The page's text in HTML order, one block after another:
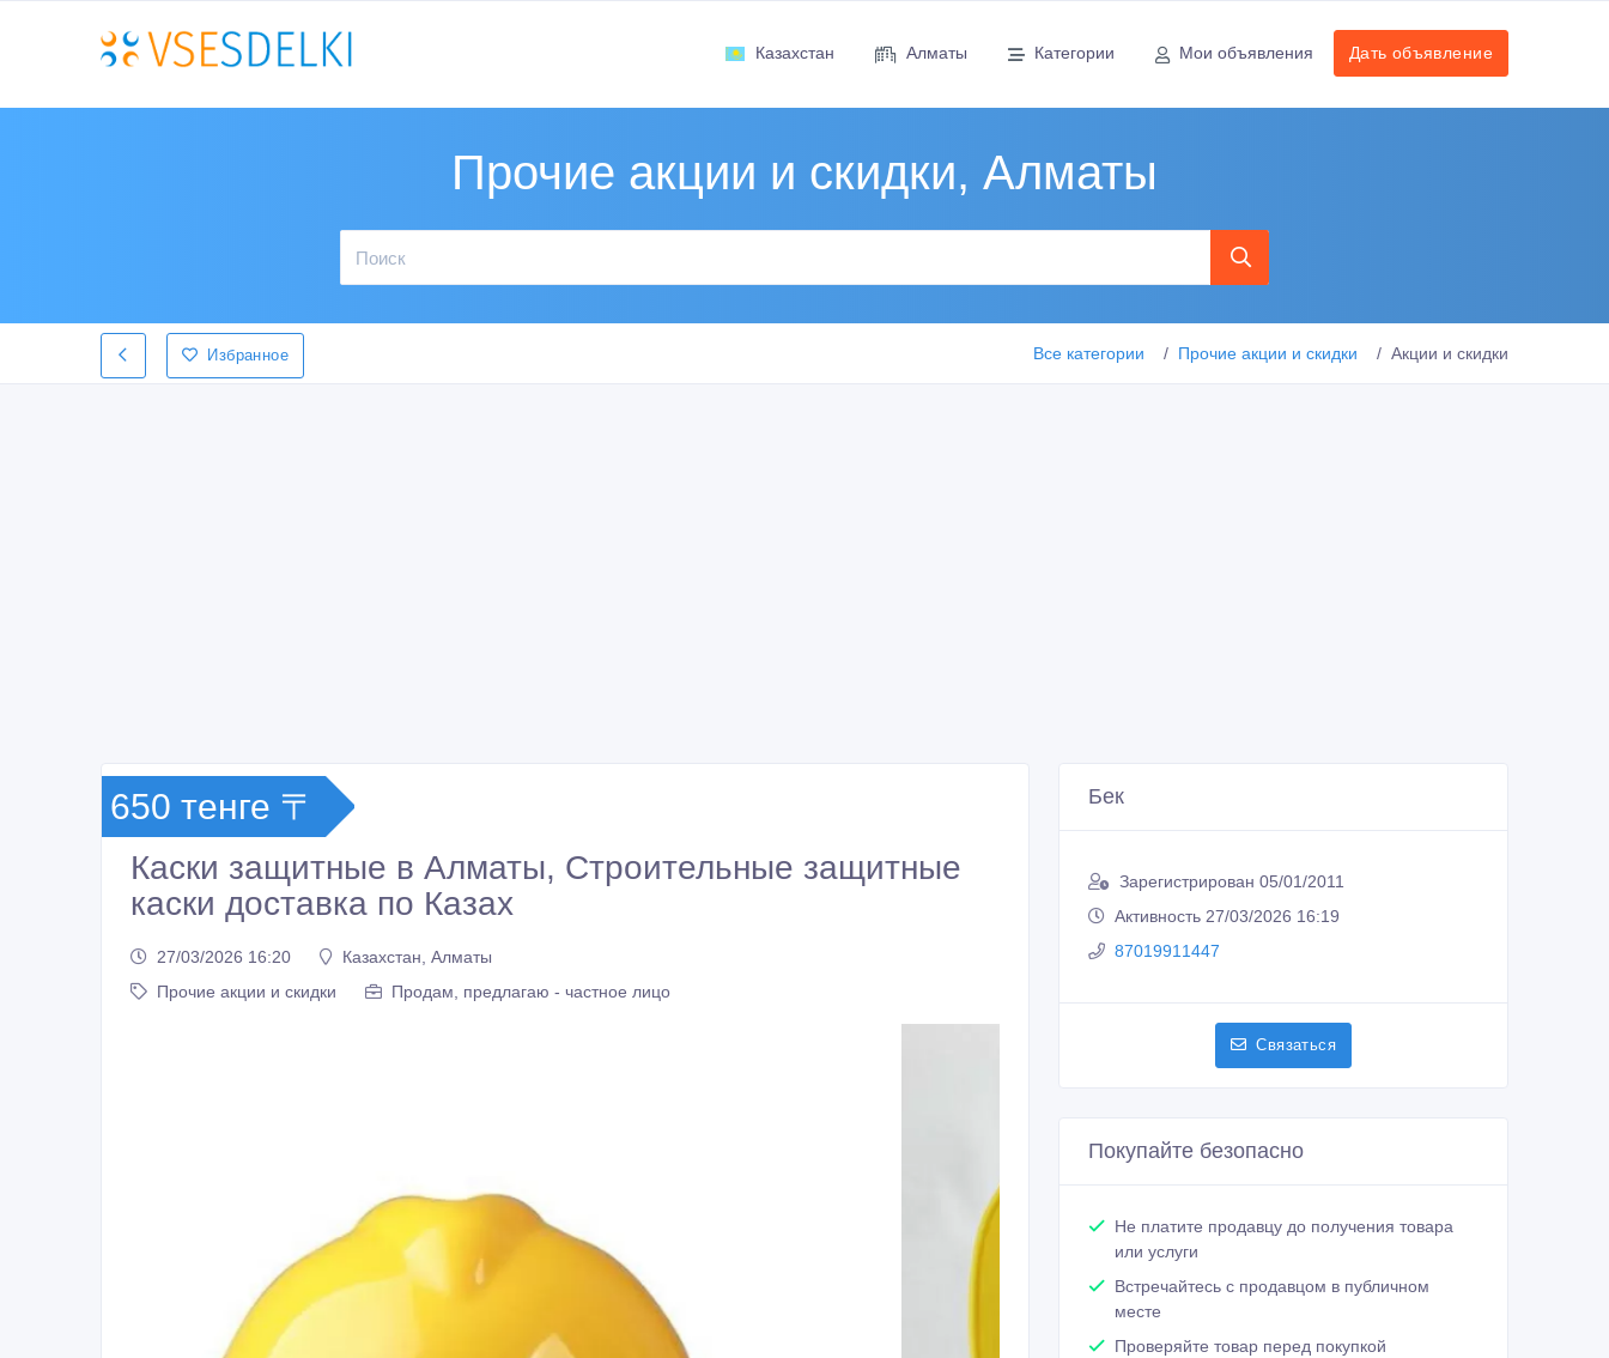
Казахстан Алматы Категории Мои объявления Дать объявление
Прочие акции и скидки, Алматы
Избранное Все категории Прочие акции и скидки Акции и скидки
650 тенге 〒
Каски защитные в Алматы, Строительные защитные
каски доставка по Казах
27/03/2026 16:20
Казахстан, Алматы
Прочие акции и скидки
Продам, предлагаю - частное лицо
Бек
Зарегистрирован 05/01/2011
Активность 27/03/2026 16:19
87019911447
Связаться
Покупайте безопасно
Не платите продавцу до получения товара
или услуги
Встречайтесь с продавцом в публичном
месте
Проверяйте товар перед покупкой